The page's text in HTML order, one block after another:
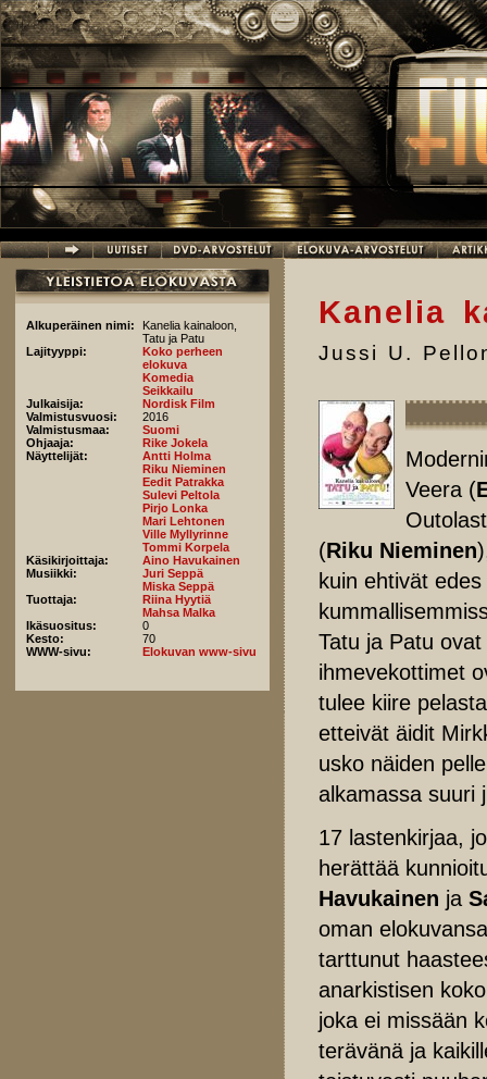
Hyppää pääsisältöön
Alkuperäinen nimi:
Kanelia kainaloon,
Tatu ja Patu
Lajityyppi:
Koko perheen
elokuva
Komedia
Seikkailu
Julkaisija:
Nordisk Film
Valmistusvuosi:
2016
Valmistusmaa:
Suomi
Ohjaaja:
Rike Jokela
Näyttelijät:
Antti Holma
Riku Nieminen
Eedit Patrakka
Sulevi Peltola
Pirjo Lonka
Mari Lehtonen
Ville Myllyrinne
Tommi Korpela
Käsikirjoittaja:
Aino Havukainen
Musiikki:
Juri Seppä
Miska Seppä
Tuottaja:
Riina Hyytiä
Mahsa Malka
Ikäsuositus:
0
Kesto:
70
WWW-sivu:
Elokuvan www-sivu
Kanelia
Jussi U.
Veera (
(Riku Nieminen
kuin ehtivät
Tatu ja Patu
ihmevekottimet
tulee kiire
etteivät äidit
usko näiden
alkamassa suuri
17 lastenkirjaa,
herättää
Havukainen ja
oman
tarttunut
anarkistisen
joka ei missään
terävänä ja